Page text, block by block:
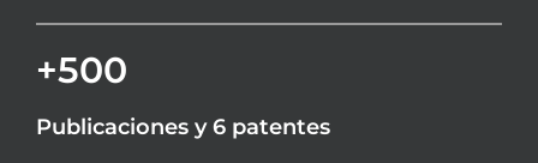
+500
Publicaciones y 6 patentes